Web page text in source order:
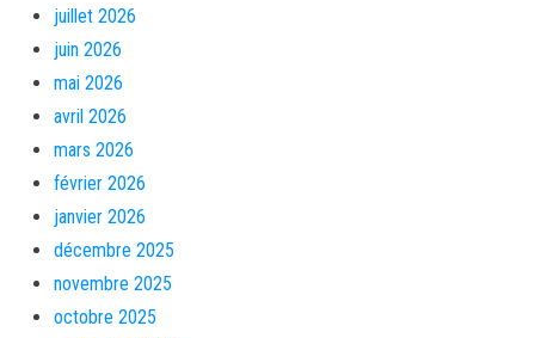
juillet 2026
juin 2026
mai 2026
avril 2026
mars 2026
février 2026
janvier 2026
décembre 2025
novembre 2025
octobre 2025